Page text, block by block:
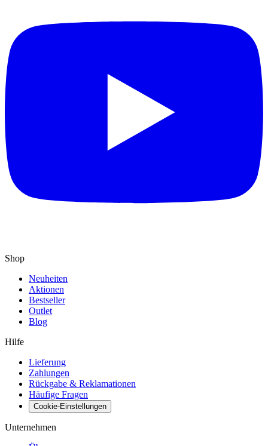
Shop
Neuheiten
Aktionen
Bestseller
Outlet
Blog
Hilfe
Lieferung
Zahlungen
Rückgabe & Reklamationen
Häufige Fragen
Cookie-Einstellungen
Unternehmen